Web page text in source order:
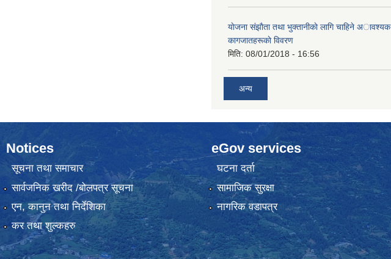
याेजना संझाैता तथा भुक्तानीकाे लागि चाहिने अावश्यक
कागजातहरूकाे विवरण
मिति: 08/01/2018 - 16:56
अन्य
Notices
सूचना तथा समाचार
सार्वजनिक खरीद /बोलपत्र सूचना
एन, कानुन तथा निर्देशिका
कर तथा शुल्कहरु
eGov services
घटना दर्ता
सामाजिक सुरक्षा
नागरिक वडापत्र